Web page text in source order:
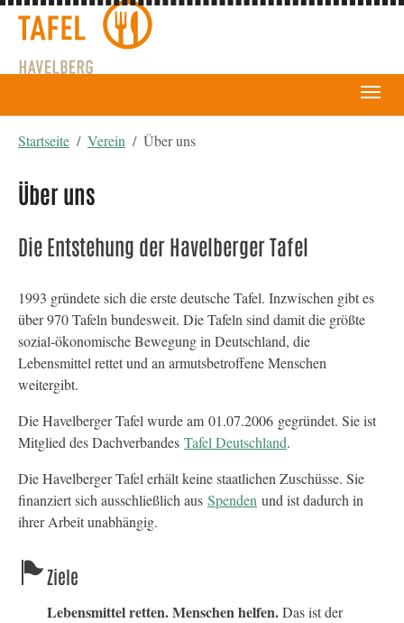
Startseite
Verein Über uns
Über uns
Die Entstehung der Havelberger Tafel
1993 gründete sich die erste deutsche Tafel. Inzwischen gibt es
über 970 Tafeln bundesweit. Die Tafeln sind damit die größte
sozial-ökonomische Bewegung in Deutschland, die
Lebensmittel rettet und an armutsbetroffene Menschen
weitergibt.
Die Havelberger Tafel wurde am 01.07.2006 gegründet. Sie ist
Mitglied des Dachverbandes Tafel Deutschland.
Die Havelberger Tafel erhält keine staatlichen Zuschüsse. Sie
finanziert sich ausschließlich aus Spenden und ist dadurch in
ihrer Arbeit unabhängig.
Ziele
Lebensmittel retten. Menschen helfen.Das ist der